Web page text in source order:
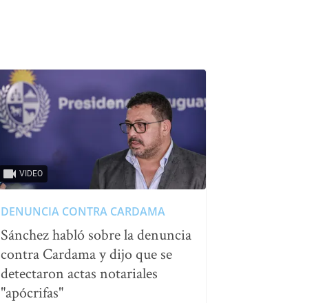
VIDEO
DENUNCIA CONTRA CARDAMA
Sánchez habló sobre la denuncia
contra Cardama y dijo que se
detectaron actas notariales
"apócrifas"